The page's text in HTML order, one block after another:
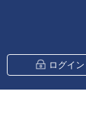
ログイン